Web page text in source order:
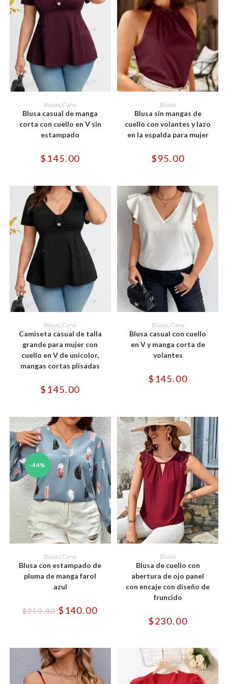
SELECCIONAR OPCIONES
Este
producto
tiene
múltiples
variantes.
opciones
elegir
de
producto
Blusas, Curvy
Blusa casual de manga
corta con cuello en V sin
estampado
$ 145.00
SELECCIONAR OPCIONES
Este
tiene
múltiples
variantes.
opciones
elegir
de
producto
Blusas
Blusa sin mangas de
cuello con volantes y lazo
en la espalda para mujer
$95.00
SELECCIONAR OPCIONES
producto
tiene
múltiples
variantes.
Las
opciones
se
pueden
en
la
producto
Blusas, Curvy
Camiseta casual de talla
grande para mujer con
cuello en V de unicolor,
mangas cortas plisadas
$ 145.00
SELECCIONAR OPCIONES
producto
tiene
múltiples
variantes.
Las
opciones
elegir
producto
Blusas, Curvy
Blusa casual con cuello
en V y manga corta de
volantes
$ 145.00
-44%
SELECCIONAR OPCIONES
Este
producto
tiene
múltiples
variantes.
Las
opciones
elegir
en
producto
Blusas Curvy
Blusa con estampado de
pluma de manga farol
azul
$250.00 El
precio
$ 140.00El
SELECCIONAR OPCIONES
Este
tiene
múltiples
variantes.
Las
opciones
se
en
la
producto
Blusas
Blusa de cuello con
abertura de ojo panel
con encaje con diseño de
fruncido
$230.00